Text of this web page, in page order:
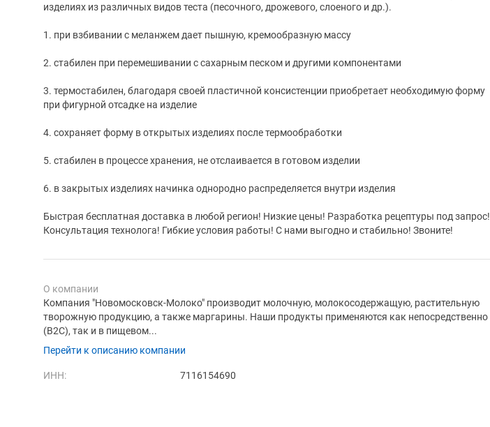
изделиях из различных видов теста (песочного, дрожевого, слоеного и др.).
1. при взбивании с меланжем дает пышную, кремообразную массу
2. стабилен при перемешивании с сахарным песком и другими компонентами
3. термостабилен, благодаря своей пластичной консистенции приобретает необходимую форму
при фигурной отсадке на изделие
4. сохраняет форму в открытых изделиях после термообработки
5. стабилен в процессе хранения, не отслаивается в готовом изделии
6. в закрытых изделиях начинка однородно распределяется внутри изделия
Быстрая бесплатная доставка в любой регион! Низкие цены! Разработка рецептуры под запрос!
Консультация технолога! Гибкие условия работы! С нами выгодно и стабильно! Звоните!
О компании
Компания "Новомосковск-Молоко" производит молочную, молокосодержащую, растительную
творожную продукцию, а также маргарины. Наши продукты применяются как непосредственно
(B2C), так и в пищевом...
Перейти к описанию компании
ИНН: 7116154690